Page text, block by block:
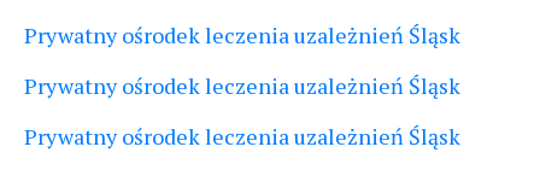
Prywatny ośrodek leczenia uzależnień Śląsk
Prywatny ośrodek leczenia uzależnień Śląsk
Prywatny ośrodek leczenia uzależnień Śląsk